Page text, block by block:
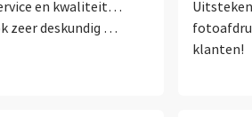
en kwaliteit…
zeer deskundig …
klanten!